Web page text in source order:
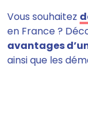
Vous souhaitez
en France ?
avantages
ainsi que les